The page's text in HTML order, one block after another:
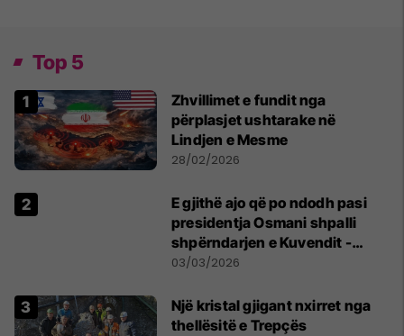
Top 5
Zhvillimet e fundit nga
përplasjet ushtarake në
Lindjen e Mesme
28/02/2026
E gjithë ajo që po ndodh pasi
presidentja Osmani shpalli
shpërndarjen e Kuvendit -
reagimet e fundit
03/03/2026
Një kristal gjigant nxirret nga
thellësitë e Trepçës